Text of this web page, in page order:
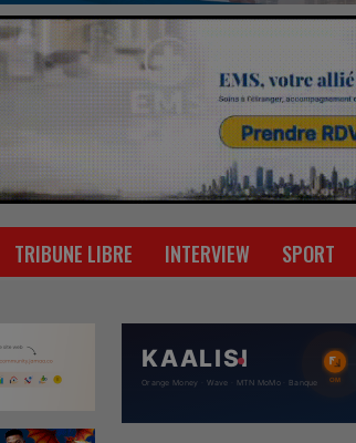
TRIBUNE LIBRE INTERVIEW SPORT